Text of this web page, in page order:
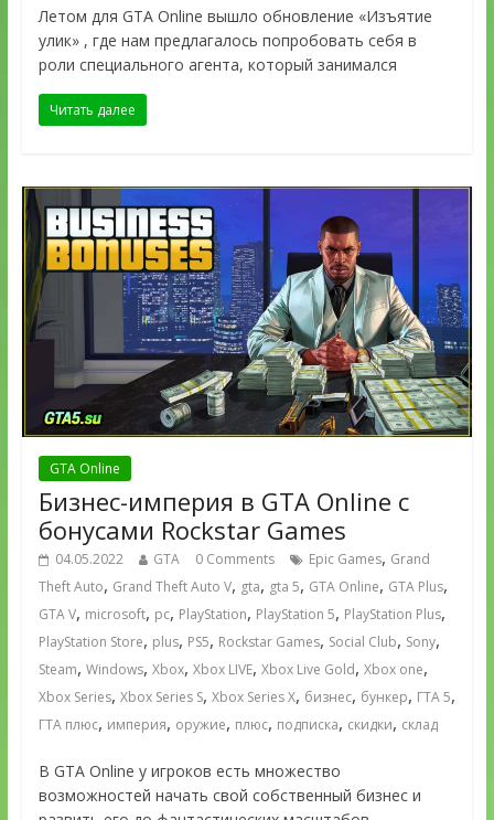
Летом для GTA Online вышло обновление «Изъятие
улик» , где нам предлагалось попробовать себя в
роли специального агента, который занимался
Читать далее
GTA Online
Бизнес-империя в GTA Online с
бонусами Rockstar Games
04.05.2022 GTA 0 Comments Epic Games, Grand
Theft Auto, Grand Theft Auto V, gta, gta 5, GTA Online, GTA Plus,
GTA V, microsoft, pc, PlayStation, PlayStation 5, PlayStation Plus,
PlayStation Store, plus, PS5, Rockstar Games, Social Club, Sony,
Steam, Windows, Xbox, Xbox LIVE, Xbox Live Gold, Xbox one,
Xbox Series, Xbox Series S, Xbox Series X, бизнес, бункер, ГТА 5,
ГТА плюс, империя, оружие, плюс, подписка, скидки, склад
В GTA Online у игроков есть множество
возможностей начать свой собственный бизнес и